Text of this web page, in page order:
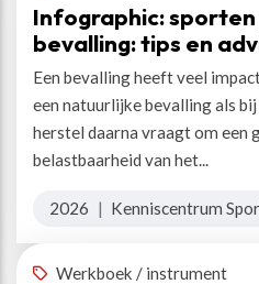
Infographic:
bevalling: tips en
Een bevalling heeft veel
een natuurlijke bevalling als
herstel daarna vraagt om een
belastbaarheid van het...
2026 | Kenniscentrum
Werkboek / instrument